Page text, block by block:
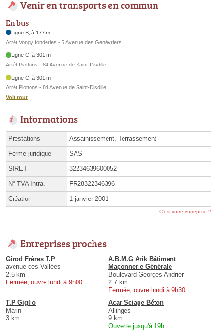
Venir en transports en commun
En bus
Ligne B, à 177 m
Arrêt Vongy fonderies - 5 Avenue des Genévriers
Ligne C, à 301 m
Arrêt Piottons - 84 Avenue de Saint-Disdille
Ligne C, à 301 m
Arrêt Piottons - 84 Avenue de Saint-Disdille
Voir tout
Informations
Prestations Assainissement, Terrassement
Forme juridique SAS
SIRET 32234639600052
N° TVA Intra. FR28322346396
Création 1 janvier 2001
C'est votre entreprise ?
Entreprises proches
Girod Frères T.P
avenue des Vallées
2.5 km
Fermée, ouvre lundi à 9h00
A.B.M.G Arik Bâtiment
Maçonnerie Générale
Boulevard Georges Andrier
2.7 km
Fermée, ouvre lundi à 9h30
T.P Giglio
Marin
3 km
Acar Sciage Béton
Allinges
9 km
Ouverte jusqu'à 19h